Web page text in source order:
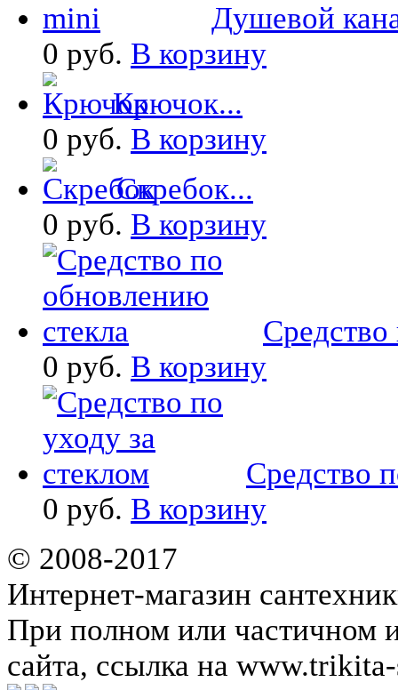
Душевой
0 руб. В корзину
Крючок...
0 руб. В корзину
Скребок...
0 руб. В корзину
0 руб. В корзину
Средство
0 руб. В корзину
© 2008-2017
Интернет-магазин
При полном или частичном
сайта, ссылка на